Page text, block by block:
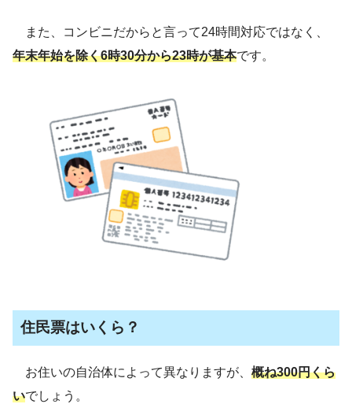
また、コンビニだからと言って24時間対応ではなく、
年末年始を除く6時30分から23時が基本です。
住民票はいくら？
お住いの自治体によって異なりますが、 概ね300円くら
いでしょう。